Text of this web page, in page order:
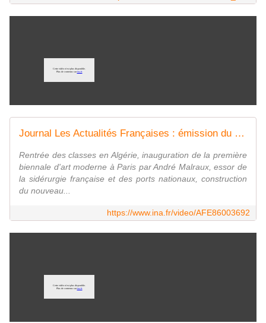
Journal Les Actualités Françaises : émission du 7 octobre 1959
Rentrée des classes en Algérie, inauguration de la première
biennale d'art moderne à Paris par André Malraux, essor de
la sidérurgie française et des ports nationaux, construction
du nouveau...
https://www.ina.fr/video/AFE86003692